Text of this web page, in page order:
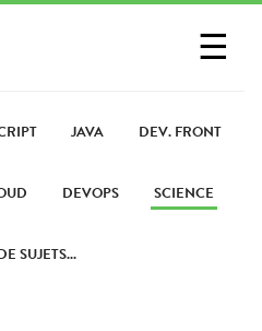
☰
UN LIENJAVA DEV. FRONT
DEVOPS SCIENCE
SUJETS...